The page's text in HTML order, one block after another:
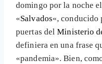
domingo por la noche
«Salvados«, conducido
puertas delMinisterio
definiera en una frase
«pandemia». Bien,